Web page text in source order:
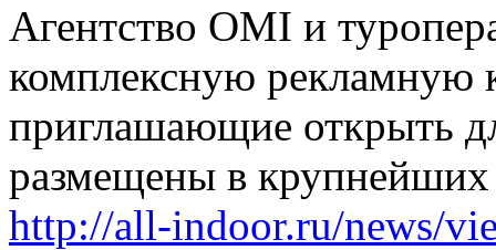
Агентство OMI и
комплексную рекламную
приглашающие открыть
размещены в крупнейших
http://all-indoor.ru/news/